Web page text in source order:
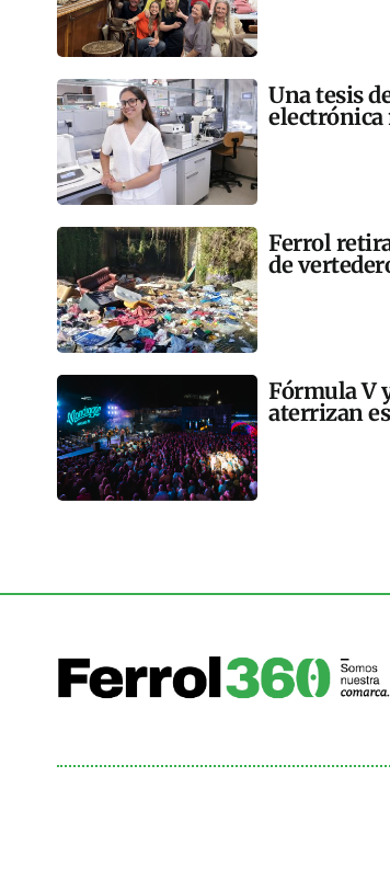
Una tesis
electrónica
Ferrol
de
Fórmula V
aterrizan